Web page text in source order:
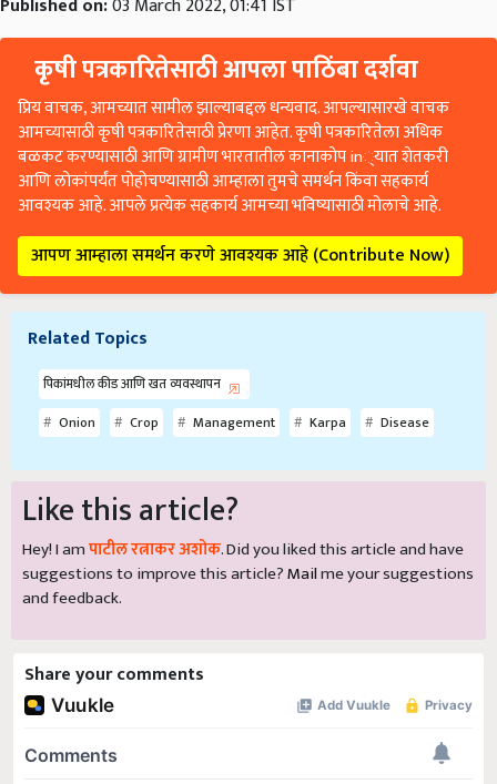
Published on:03 March 2022, 01:41 IST
कृषी पत्रकारितेसाठी आपला पाठिंबा दर्शवा
प्रिय वाचक, आमच्यात सामील झाल्याबद्दल धन्यवाद. आपल्यासारखे वाचक
आमच्यासाठी कृषी पत्रकारितेसाठी प्रेरणा आहेत. कृषी पत्रकारितेला अधिक
बळकट करण्यासाठी आणि ग्रामीण भारतातील कानाकोप in्यात शेतकरी
आणि लोकांपर्यंत पोहोचण्यासाठी आम्हाला तुमचे समर्थन किंवा सहकार्य
आवश्यक आहे. आपले प्रत्येक सहकार्य आमच्या भविष्यासाठी मोलाचे आहे.
आपण आम्हाला समर्थन करणे आवश्यक आहे (Contribute Now)
Related Topics
पिकांमधील कीड आणि खत व्यवस्थापन
Onion
Crop Management Karpa Disease
Like this article?
Hey! I amपाटील रत्नाकर अशोक. Did you liked this article and have
suggestions to improve this article?Mailme your suggestions
and feedback.
Share your comments